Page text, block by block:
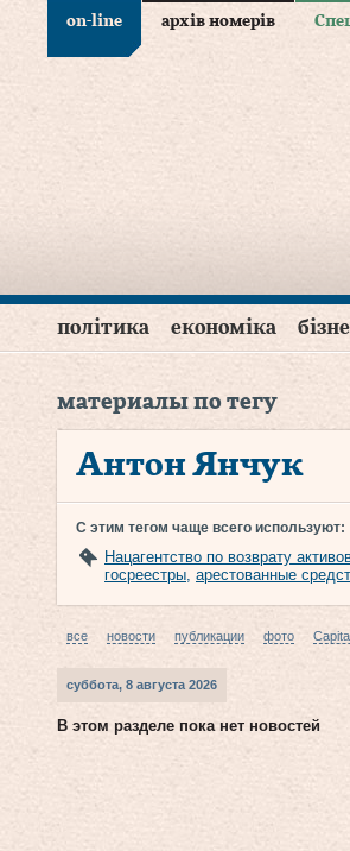
on-line архів номерів
політика економіка
материалы по тегу
Антон Янчук
С этим тегом чаще всего используют:
Нацагентство по возврату
госреестры, арестованные
все новости публикации фото
суббота, 8 августа 2026
В этом разделе пока нет новостей